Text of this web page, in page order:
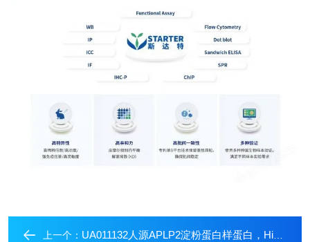
上一个： UA011132人源APLP2淀粉蛋白样蛋白，His标签